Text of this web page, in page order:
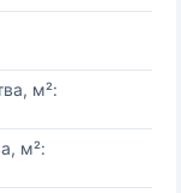
м²:
м²: